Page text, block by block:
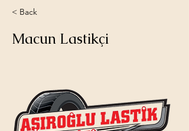
< Back
Macun Lastikçi